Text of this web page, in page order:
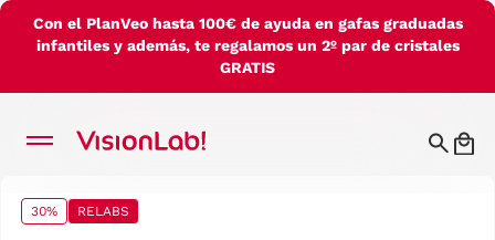
Con el PlanVeo hasta 100€ de ayuda en gafas graduadas
infantiles y además, te regalamos un 2º par de cristales
GRATIS
30% RELABS